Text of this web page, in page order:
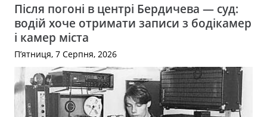
Після погоні в центрі Бердичева — суд:
водій хоче отримати записи з бодікамер
і камер міста
П’ятниця, 7 Серпня, 2026